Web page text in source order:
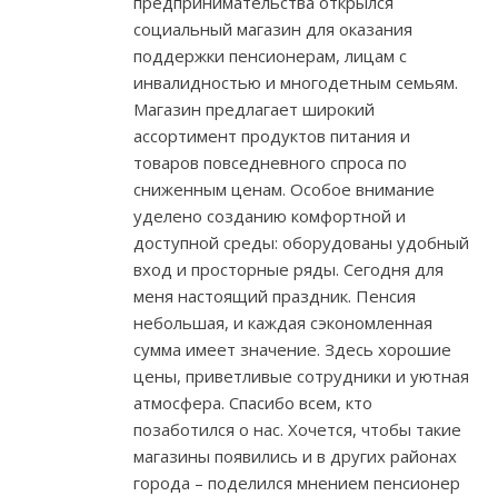
социальный магазин для оказания
поддержки пенсионерам, лицам с
инвалидностью и многодетным семьям.
Магазин предлагает широкий
ассортимент продуктов питания и
товаров повседневного спроса по
сниженным ценам. Особое внимание
уделено созданию комфортной и
доступной среды: оборудованы удобный
вход и просторные ряды. Сегодня для
меня настоящий праздник. Пенсия
небольшая, и каждая сэкономленная
сумма имеет значение. Здесь хорошие
цены, приветливые сотрудники и уютная
атмосфера. Спасибо всем, кто
позаботился о нас. Хочется, чтобы такие
магазины появились и в других районах
города – поделился мнением пенсионер